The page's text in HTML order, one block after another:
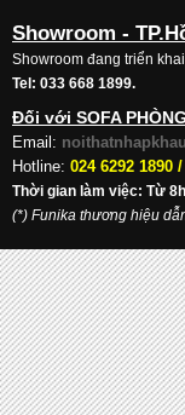
Showroom -
Showroom đang triển
Tel: 033 668 1899.
Đối với SOFA
Email:
Hotline: 024 6292 1890 /
Thời gian làm việc: Từ
(*) Funika thương hiệu